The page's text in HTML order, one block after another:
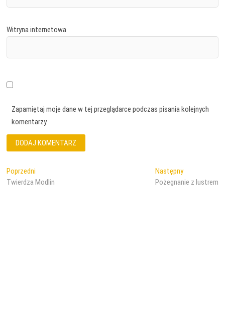
Witryna internetowa
Zapamiętaj moje dane w tej przeglądarce podczas pisania kolejnych
komentarzy.
Nawigacja
wpisu
Poprzedni
wpis:
Twierdza Modlin
NastępnyNastępny
wpis:
Pożegnanie z lustrem